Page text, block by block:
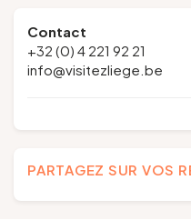
Contact
+32 (0) 4 221 92 21
info@visitezliege.be
PARTAGEZ SUR VOS